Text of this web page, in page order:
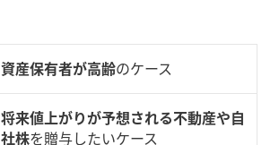
資産保有者が高齢のケース
将来値上がりが予想される不動産や自
社株を贈与したいケース